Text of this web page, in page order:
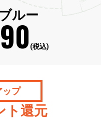
ルー
(税込)
ップ
ト還元